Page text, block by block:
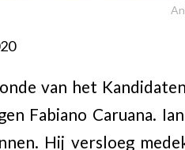
van het
Fabiano Caruana.
Hij versloeg